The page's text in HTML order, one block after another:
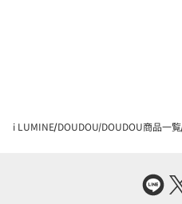
i LUMINE DOUDOU DOUDOU商品一覧